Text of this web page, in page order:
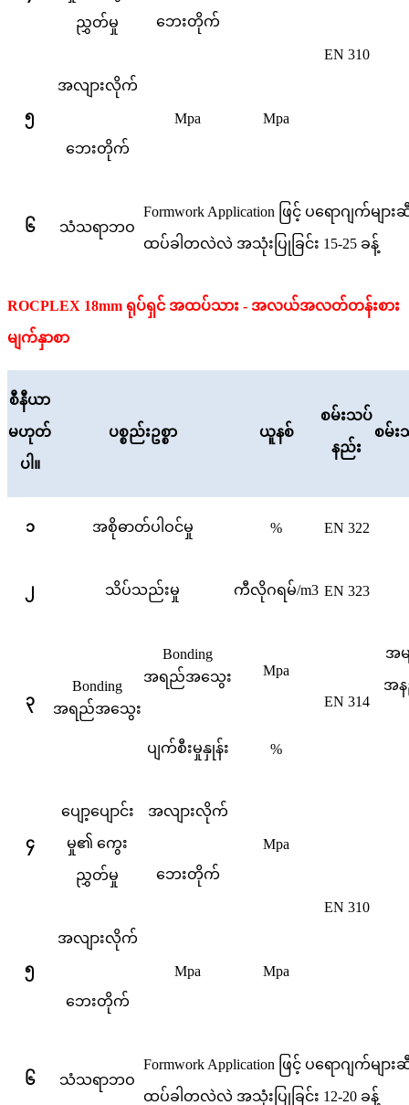
ညွှတ်မှု
EN 310
ဘေးတိုက်
၅
အလျားလိုက်
Mpa
Mpa
ဘေးတိုက်
၆ သံသရာဘဝ
Formwork Application ဖြင့် ပရောဂျက်မျာ
ထပ်ခါတလဲလဲ အသုံးပြုခြင်း 15-25 ခန့်
ROCPLEX 18mm ရုပ်ရှင် အထပ်သား - အလယ်အလတ်တန်းစား
မျက်နှာစာ
စီနီယာ
မဟုတ်
ပါ။
ပစ္စည်းဥစ္စာ ယူနစ်
စမ်းသပ်
နည်း
စမ်
၁ အစိုဓာတ်ပါဝင်မှု % EN 322
၂ သိပ်သည်းမှု ကီလိုဂရမ်/m3 EN 323
၃
Bonding
အရည်အသွေး
Bonding
အရည်အသွေး
Mpa
EN 314
အမ
အန
ပျက်စီးမှုနှုန်း %
၄
ပျော့ပျောင်း
မှု၏ ကွေး
ညွှတ်မှု
အလျားလိုက်
Mpa
EN 310
ဘေးတိုက်
၅
အလျားလိုက်
Mpa
Mpa
ဘေးတိုက်
၆ သံသရာဘဝ
Formwork Application ဖြင့် ပရောဂျက်မျာ
ထပ်ခါတလဲလဲ အသုံးပြုခြင်း 12-20 ခန့်